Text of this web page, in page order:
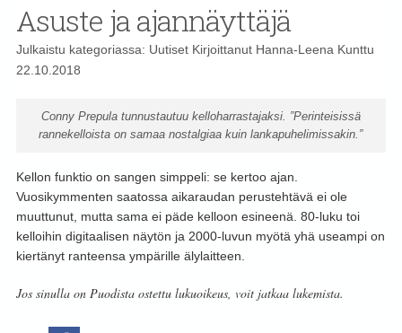
Asuste ja ajannäyttäjä
Julkaistu kategoriassa: UutisetKirjoittanut Hanna-Leena Kunttu
22.10.2018
Conny Prepula tunnustautuu kelloharrastajaksi. ”Perinteisissä
rannekelloista on samaa nostalgiaa kuin lankapuhelimissakin.”
Kellon funktio on sangen simppeli: se kertoo ajan.
Vuosikymmenten saatossa aikaraudan perustehtävä ei ole
muuttunut, mutta sama ei päde kelloon esineenä. 80-luku toi
kelloihin digitaalisen näytön ja 2000-luvun myötä yhä useampi on
kiertänyt ranteensa ympärille älylaitteen.
Jos sinulla on Puodista ostettu lukuoikeus, voit jatkaa lukemista.